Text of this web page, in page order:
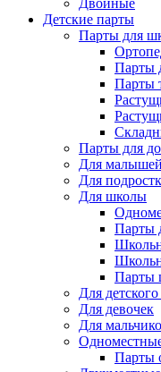
Детские парты
Парты для
Парты
Парты
Парты для
Для малышей
Для
Для школы
Парты
Парты
Для детского
Для девочек
Для
Парты